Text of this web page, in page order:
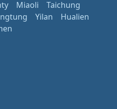
Miaoli
Taichung
Yilan
Hualien